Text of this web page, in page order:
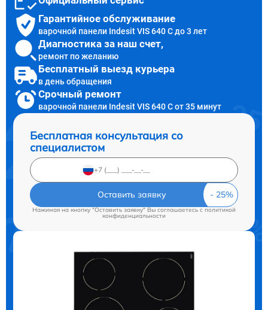
Гарантийное обслуживание
варочной панели Indesit VIS 640 C до 3 лет
Диагностика за наш счет,
ремонт по желанию
Бесплатный выезд курьера
в день обращения
Срочный ремонт
варочной панели Indesit VIS 640 C от 35 минут
Бесплатная консультация со
специалистом
Оставить заявку
Нажимая на кнопку "Оставить заявку" Вы соглашаетесь cполитикой
конфиденциальности